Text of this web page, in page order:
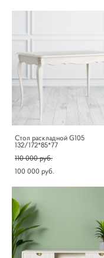
Стол раскладной G105
132/172*85*77
110 000 pуб.
100 000 pуб.